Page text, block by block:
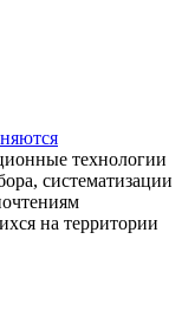
технологии
систематизации
на территории